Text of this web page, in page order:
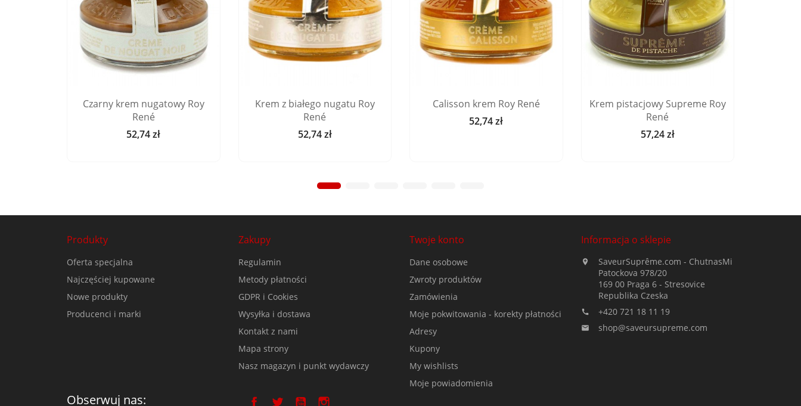
Czarny krem nugatowy Roy
René
Cena
52,74 zł
Krem z białego nugatu Roy
René
Cena
52,74 zł
Calisson krem ​​Roy René
Cena
52,74 zł
Krem pistacjowy Supreme Roy
René
Cena
57,24 zł
Produkty
Oferta specjalna
Najczęściej kupowane
Nowe produkty
Producenci i marki
Zakupy
Regulamin
Metody płatności
GDPR i Cookies
Wysyłka i dostawa
Kontakt z nami
Mapa strony
Nasz magazyn i punkt wydawczy
Twoje konto
Dane osobowe
Zwroty produktów
Zamówienia
Moje pokwitowania - korekty płatności
Adresy
Kupony
My wishlists
Moje powiadomienia
Informacja o sklepie

SaveurSuprême.com - ChutnasMi
Patockova 978/20
169 00 Praga 6 - Stresovice
Republika Czeska
 +420 721 18 11 19
 shop@saveursupreme.com
Obserwuj nas: